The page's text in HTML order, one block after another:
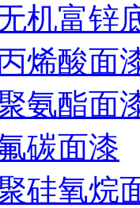
机富锌
烯酸面
氨酯面
碳面漆
硅氧烷